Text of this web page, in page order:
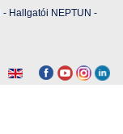
- Hallgatói NEPTUN -